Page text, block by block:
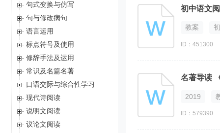
句式变换与仿写
句与修改病句
语言运用
标点符号及使用
修辞手法及运用
常识及名篇名著
口语交际与综合性学习
现代诗阅读
说明文阅读
议论文阅读
初中语文
教案
ID：451300
名著导读
2019
ID：579390